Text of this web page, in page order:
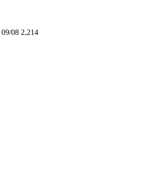
09/08 2,214